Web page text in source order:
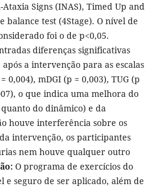
Signs (INAS), Timed Up and
balance test (4Stage). O nível de
foi o de p<0,05.
diferenças significativas
a intervenção para as escalas
0,004), mDGI (p = 0,003), TUG (p
o que indica uma melhora do
do dinâmico) e da
houve interferência sobre os
intervenção, os participantes
nem houve qualquer outro
O programa de exercícios do
e seguro de ser aplicado, além de